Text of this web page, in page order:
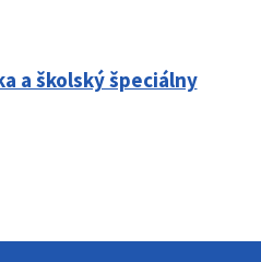
a školský špeciálny